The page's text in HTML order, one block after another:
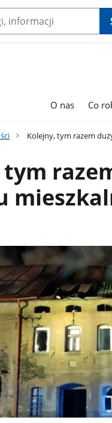
O nas Co
Kolejny, tym razem